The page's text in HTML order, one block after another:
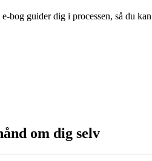
guider dig i processen, så du
om dig selv